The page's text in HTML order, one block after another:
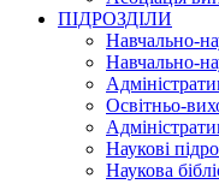
ПІДРОЗДІЛИ
Навчально-
Навчально-
Освітньо-
Наукові
Наукова